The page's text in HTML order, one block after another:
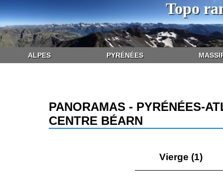
Topo
ALPES PYRÉNÉES
PANORAMAS - PYRÉNÉES-
CENTRE BÉARN
Vierge (1)